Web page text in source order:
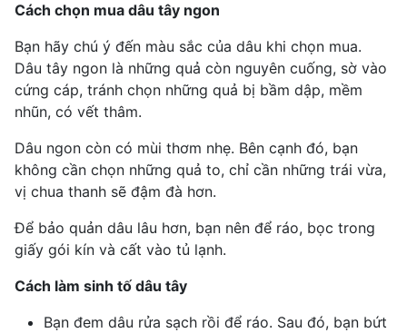
Cách chọn mua dâu tây ngon
Bạn hãy chú ý đến màu sắc của dâu khi chọn mua.
Dâu tây ngon là những quả còn nguyên cuống, sờ vào
cứng cáp, tránh chọn những quả bị bầm dập, mềm
nhũn, có vết thâm.
Dâu ngon còn có mùi thơm nhẹ. Bên cạnh đó, bạn
không cần chọn những quả to, chỉ cần những trái vừa,
vị chua thanh sẽ đậm đà hơn.
Để bảo quản dâu lâu hơn, bạn nên để ráo, bọc trong
giấy gói kín và cất vào tủ lạnh.
Cách làm sinh tố dâu tây
Bạn đem dâu rửa sạch rồi để ráo. Sau đó, bạn bứt